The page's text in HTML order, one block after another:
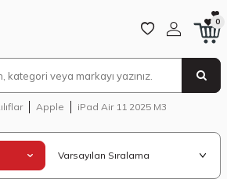
0
Apple iPad Air 11 2025 M3